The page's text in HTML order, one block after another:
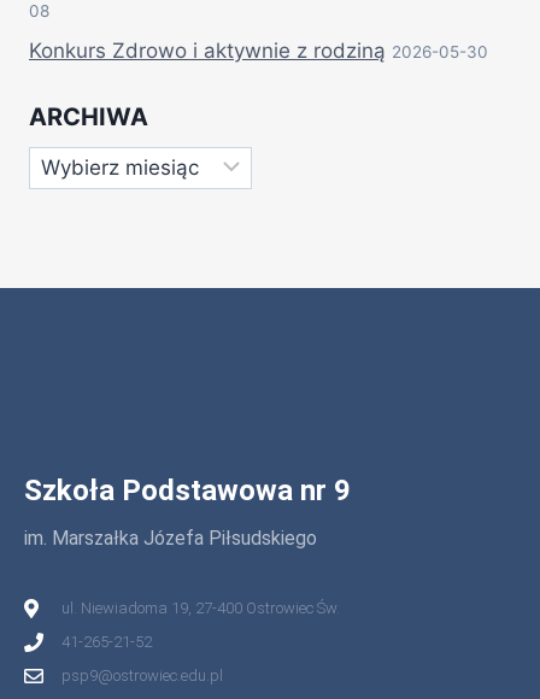
08
Konkurs Zdrowo i aktywnie z rodziną 2026-05-30
ARCHIWA
Szkoła Podstawowa nr 9
im. Marszałka Józefa Piłsudskiego
ul. Niewiadoma 19, 27-400 Ostrowiec Św.
41-265-21-52
psp9@ostrowiec.edu.pl